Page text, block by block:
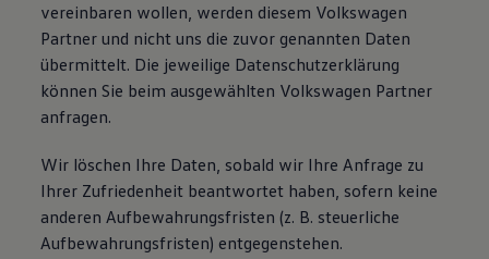
vereinbaren wollen, werden diesem Volkswagen
Partner und nicht uns die zuvor genannten Daten
übermittelt. Die jeweilige Datenschutzerklärung
können Sie beim ausgewählten Volkswagen Partner
anfragen.
Wir löschen Ihre Daten, sobald wir Ihre Anfrage zu
Ihrer Zufriedenheit beantwortet haben, sofern keine
anderen Aufbewahrungsfristen (z. B. steuerliche
Aufbewahrungsfristen) entgegenstehen.